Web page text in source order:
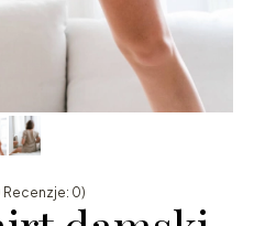
Recenzje: 0)